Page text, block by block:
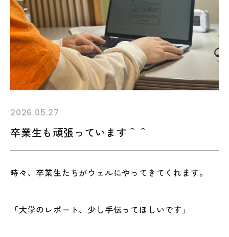
2026.05.27
卒業生も頑張っています＾＾
時々、卒業生たちがウェルにやってきてくれます。
「大学のレポート、少し手伝ってほしいです」